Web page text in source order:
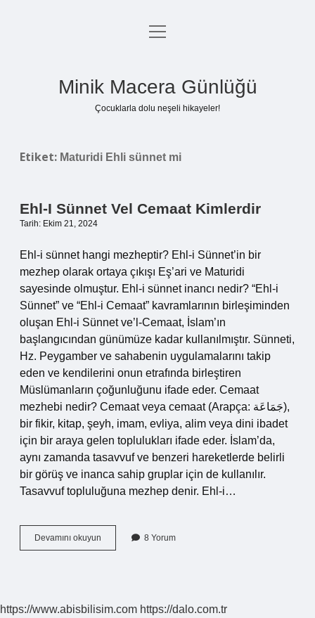
Anasayfa
menüyü
Minik Macera Günlüğü
Çocuklarla dolu neşeli hikayeler!
Etiket: Maturidi Ehli sünnet mi
Ehl-I Sünnet Vel Cemaat Kimlerdir
Tarih: Ekim 21, 2024
Ehl-i sünnet hangi mezheptir? Ehl-i Sünnet’in bir
mezhep olarak ortaya çıkışı Eş’ari ve Maturidi
sayesinde olmuştur. Ehl-i sünnet inancı nedir? “Ehl-i
Sünnet” ve “Ehl-i Cemaat” kavramlarının birleşiminden
oluşan Ehl-i Sünnet ve’l-Cemaat, İslam’ın
başlangıcından günümüze kadar kullanılmıştır. Sünneti,
Hz. Peygamber ve sahabenin uygulamalarını takip
eden ve kendilerini onun etrafında birleştiren
Müslümanların çoğunluğunu ifade eder. Cemaat
mezhebi nedir? Cemaat veya cemaat (Arapça: جَمَاعَة),
bir fikir, kitap, şeyh, imam, evliya, alim veya dini ibadet
için bir araya gelen toplulukları ifade eder. İslam’da,
aynı zamanda tasavvuf ve benzeri hareketlerde belirli
bir görüş ve inanca sahip gruplar için de kullanılır.
Tasavvuf topluluğuna mezhep denir. Ehl-i…
Devamını okuyun
I
8 Yorum
https://www.abisbilisim.com https://dalo.com.tr